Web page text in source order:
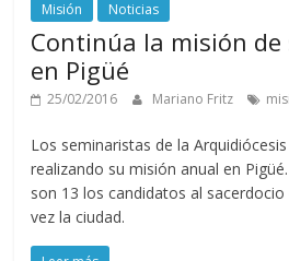
Misión Noticias
Continúa la misión
en Pigüé
25/02/2016 Mariano Fritz
Los seminaristas de la
realizando su misión anual en
son 13 los candidatos al
vez la ciudad.